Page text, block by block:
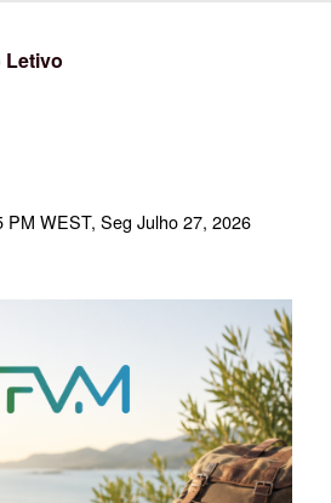
Letivo
PM WEST, Seg Julho 27, 2026